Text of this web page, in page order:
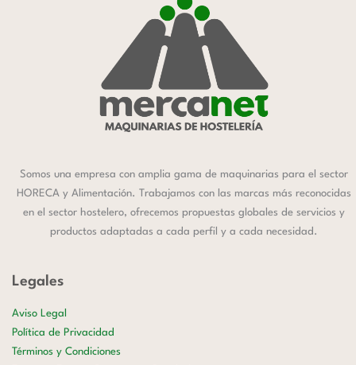
Somos una empresa con amplia gama de maquinarias para el sector
HORECA y Alimentación. Trabajamos con las marcas más reconocidas
en el sector hostelero, ofrecemos propuestas globales de servicios y
productos adaptadas a cada perfil y a cada necesidad.
Legales
Aviso Legal
Política de Privacidad
Términos y Condiciones